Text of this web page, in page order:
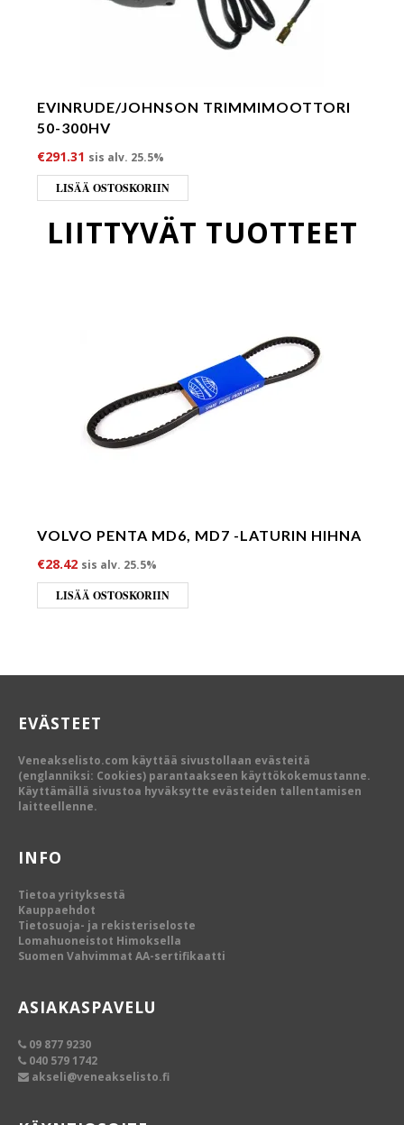
EVINRUDE/JOHNSON TRIMMIMOOTTORI
50-300HV
€291.31 sis alv. 25.5%
LISÄÄ OSTOSKORIIN
LIITTYVÄT TUOTTEET
VOLVO PENTA MD6, MD7 -LATURIN HIHNA
€28.42 sis alv. 25.5%
LISÄÄ OSTOSKORIIN
EVÄSTEET
Veneakselisto.com käyttää sivustollaan evästeitä
(englanniksi: Cookies) parantaakseen käyttökokemustanne.
Käyttämällä sivustoa hyväksytte evästeiden tallentamisen
laitteellenne.
INFO
Tietoa yrityksestä
Kauppaehdot
Tietosuoja- ja rekisteriseloste
Lomahuoneistot Himoksella
Suomen Vahvimmat AA-sertifikaatti
ASIAKASPAVELU
09 877 9230
040 579 1742
akseli@veneakselisto.fi